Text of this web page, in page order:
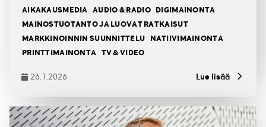
Tagit
AIKAKAUSMEDIA AUDIO & RADIO DIGIMAINONTA
MAINOSTUOTANTO JA LUOVAT RATKAISUT
MARKKINOINNIN SUUNNITTELU
NATIIVIMAINONTA
PRINTTIMAINONTA TV & VIDEO
Julkaistu
26.1.2026 Lue lisää